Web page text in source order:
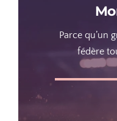
Parce qu’un
fédère